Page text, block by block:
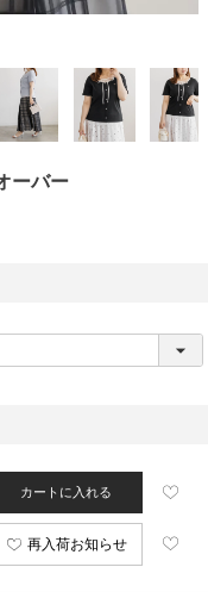
ーバー
カートに入れる
再入荷お知らせ